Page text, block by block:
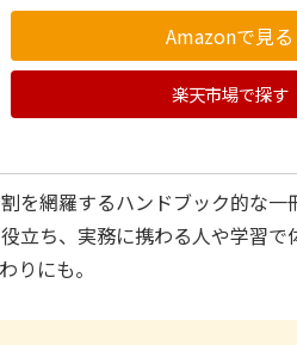
Amazonで見る
楽天市場で探す
を網羅するハンドブック的な一
立ち、実務に携わる人や学習
りにも。